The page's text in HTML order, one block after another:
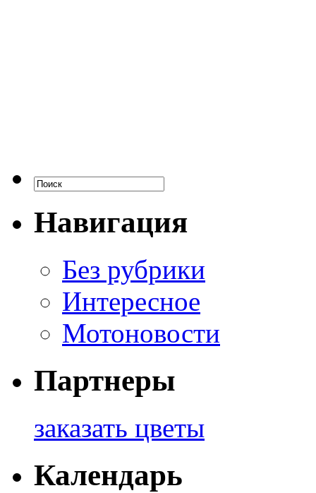
Навигация
Без рубрики
Интересное
Мотоновости
Партнеры
заказать цветы
Календарь